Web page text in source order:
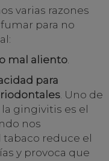
varias razones
para no
mal aliento
para
. Uno de
gingivitis es el
nos
reduce el
y provoca que